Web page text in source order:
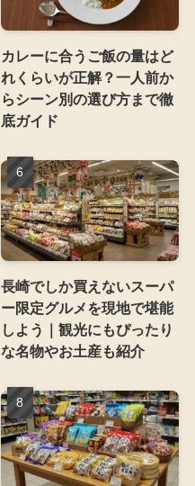
カレーに合うご飯の量はど
れくらいが正解？一人前か
らシーン別の選び方まで徹
底ガイド
長崎でしか買えないスーパ
ー限定グルメを現地で堪能
しよう｜観光にもぴったり
な名物やお土産も紹介